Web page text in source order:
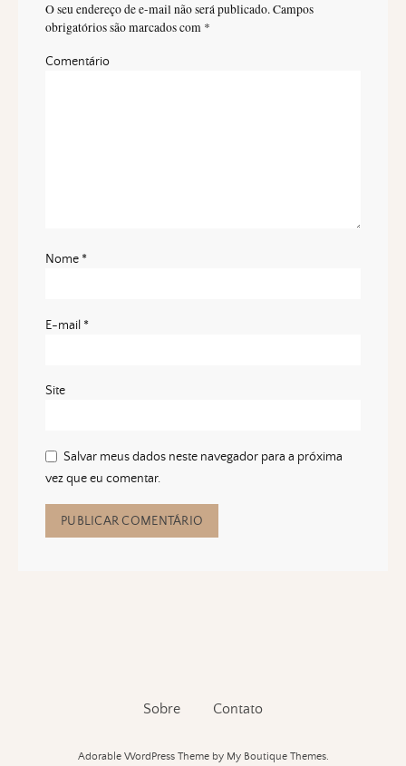
O seu endereço de e-mail não será publicado.Campos
obrigatórios são marcados com *
Comentário
Nome *
E-mail *
Site
Salvar meus dados neste navegador para a próxima
vez que eu comentar.
Sobre Contato
Adorable WordPress Themeby My Boutique Themes.